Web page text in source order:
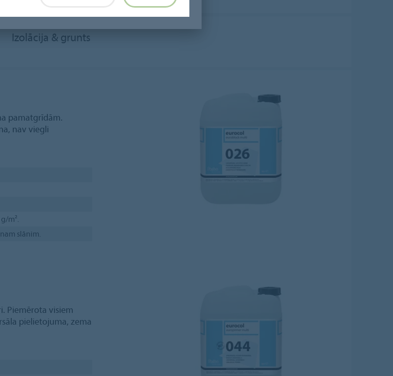
Izolācija & grunts
pamatgrīdām.
nav viegli
m².
slānim.
Piemērota visiem
pielietojuma, zema